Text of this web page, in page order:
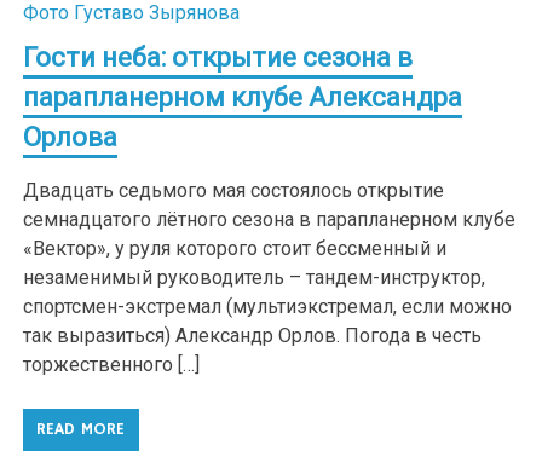
Гости неба: открытие сезона в
парапланерном клубе Александра
Орлова
Двадцать седьмого мая состоялось открытие
семнадцатого лётного сезона в парапланерном клубе
«Вектор», у руля которого стоит бессменный и
незаменимый руководитель – тандем-инструктор,
спортсмен-экстремал (мультиэкстремал, если можно
так выразиться) Александр Орлов. Погода в честь
торжественного […]
READ MORE